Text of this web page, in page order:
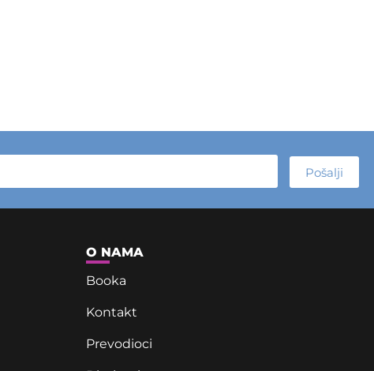
Pošalji
O NAMA
Booka
Kontakt
Prevodioci